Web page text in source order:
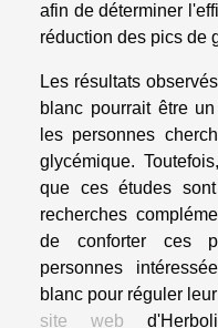
afin de déterminer
réduction des pics de
Les résultats
blanc pourrait être
les personnes
glycémique.
que ces études
recherches
de conforter ces
personnes
blanc pour réguler
site web